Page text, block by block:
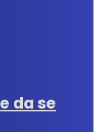
da se